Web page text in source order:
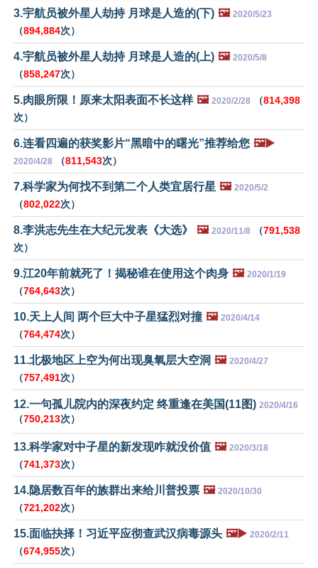
3.宇航员被外星人劫持 月球是人造的(下) 🖼️ 2020/5/23
（894,884次）
4.宇航员被外星人劫持 月球是人造的(上) 🖼️ 2020/5/8
（858,247次）
5.肉眼所限！原来太阳表面不长这样 🖼️ 2020/2/28 （814,398
次）
6.连看四遍的获奖影片“黑暗中的曙光”推荐给您 🖼️▶️
2020/4/28 （811,543次）
7.科学家为何找不到第二个人类宜居行星 🖼️ 2020/5/2
（802,022次）
8.李洪志先生在大纪元发表《大选》 🖼️ 2020/11/8 （791,538
次）
9.江20年前就死了！揭秘谁在使用这个肉身 🖼️ 2020/1/19
（764,643次）
10.天上人间 两个巨大中子星猛烈对撞 🖼️ 2020/4/14
（764,474次）
11.北极地区上空为何出现臭氧层大空洞 🖼️ 2020/4/27
（757,491次）
12.一句孤儿院内的深夜约定 终重逢在美国(11图) 2020/4/16
（750,213次）
13.科学家对中子星的新发现咋就没价值 🖼️ 2020/3/18
（741,373次）
14.隐居数百年的族群出来给川普投票 🖼️ 2020/10/30
（721,202次）
15.面临抉择！习近平应彻查武汉病毒源头 🖼️▶️ 2020/2/11
（674,955次）